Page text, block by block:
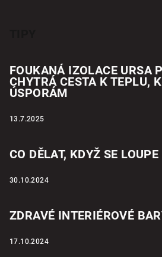
FOUKANÁ IZOLACE URSA
CHYTRÁ CESTA K TEPLU,
ÚSPORÁM
13.7.2025
CO DĚLAT, KDYŽ SE
30.10.2024
ZDRAVÉ INTERIÉROVÉ
17.10.2024